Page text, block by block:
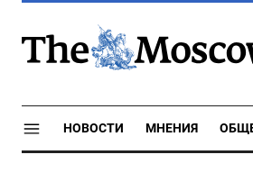
НОВОСТИ МНЕНИЯ